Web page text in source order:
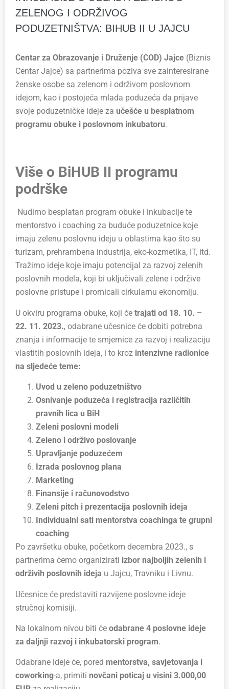
ZELENOG I ODRŽIVOG
PODUZETNIŠTVA: BIHUB II U JAJCU
Centar za Obrazovanje i Druženje (COD) Jajce (Biznis
Centar Jajce) sa partnerima poziva sve zainteresirane
ženske osobe sa zelenom i održivom poslovnom
idejom, kao i postojeća mlada poduzeća da prijave
svoje poduzetničke ideje za učešće u besplatnom
programu obuke i poslovnom inkubatoru.
Više o BiHUB II programu
podrške
Nudimo besplatan program obuke i inkubacije te
mentorstvo i coaching za buduće poduzetnice koje
imaju zelenu poslovnu ideju u oblastima kao što su
turizam, prehrambena industrija, eko-kozmetika, IT, itd.
Tražimo ideje koje imaju potencijal za razvoj zelenih
poslovnih modela, koji bi uključivali zelene i održive
poslovne pristupe i promicali cirkularnu ekonomiju.
U okviru programa obuke, koji će trajati od 18. 10. –
22. 11. 2023., odabrane učesnice će dobiti potrebna
znanja i informacije te smjernice za razvoj i realizaciju
vlastitih poslovnih ideja, i to kroz intenzivne radionice
na sljedeće teme:
Uvod u zeleno poduzetništvo
Osnivanje poduzeća i registracija različitih
pravnih lica u BiH
Zeleni poslovni modeli
Zeleno i održivo poslovanje
Upravljanje poduzećem
Izrada poslovnog plana
Marketing
Finansije i računovodstvo
Zeleni pitch i prezentacija poslovnih ideja
Individualni sati mentorstva coachinga te grupni
coaching
Po završetku obuke, početkom decembra 2023., s
partnerima ćemo organizirati izbor najboljih zelenih i
održivih poslovnih ideja u Jajcu, Travniku i Livnu.
Učesnice će predstaviti razvijene poslovne ideje
stručnoj komisiji.
Na lokalnom nivou biti će odabrane 4 poslovne ideje
za daljnji razvoj i inkubatorski program.
Odabrane ideje će, pored mentorstva, savjetovanja i
coworking-a, primiti novčani poticaj u visini 3.000,00